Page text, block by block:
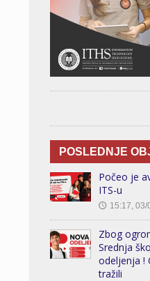
POSLEDNJE
Počeo je
ITS-u
🕔 15:17, 03/
Zbog
Srednja
odeljenja !
tražili